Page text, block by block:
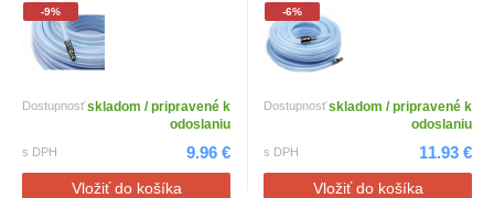
-9%
Dostupnosťskladom / pripravené k
odoslaniu
s DPH 9.96 €
Vložiť do košíka
-6%
Dostupnosťskladom / pripravené k
odoslaniu
s DPH 11.93 €
Vložiť do košíka